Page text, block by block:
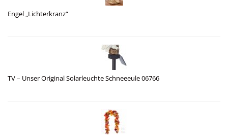
Engel „Lichterkranz“
TV – Unser Original Solarleuchte Schneeeule 06766